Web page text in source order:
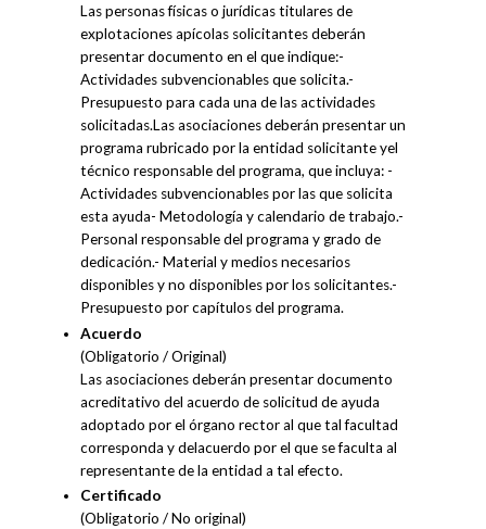
Las personas físicas o jurídicas titulares de
explotaciones apícolas solicitantes deberán
presentar documento en el que indique:-
Actividades subvencionables que solicita.-
Presupuesto para cada una de las actividades
solicitadas.Las asociaciones deberán presentar un
programa rubricado por la entidad solicitante yel
técnico responsable del programa, que incluya: -
Actividades subvencionables por las que solicita
esta ayuda- Metodología y calendario de trabajo.-
Personal responsable del programa y grado de
dedicación.- Material y medios necesarios
disponibles y no disponibles por los solicitantes.-
Presupuesto por capítulos del programa.
Acuerdo
(Obligatorio / Original)
Las asociaciones deberán presentar documento
acreditativo del acuerdo de solicitud de ayuda
adoptado por el órgano rector al que tal facultad
corresponda y delacuerdo por el que se faculta al
representante de la entidad a tal efecto.
Certificado
(Obligatorio / No original)